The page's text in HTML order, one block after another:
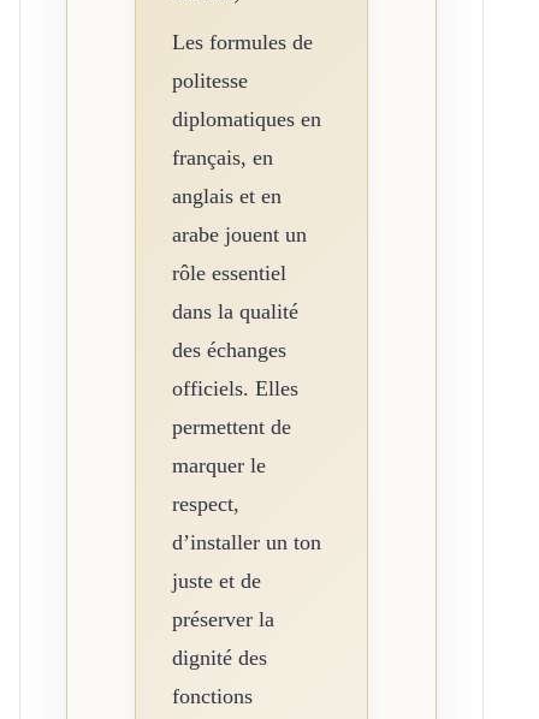
Les formules de
politesse
diplomatiques en
français, en
anglais et en
arabe jouent un
rôle essentiel
dans la qualité
des échanges
officiels. Elles
permettent de
marquer le
respect,
d’installer un ton
juste et de
préserver la
dignité des
fonctions